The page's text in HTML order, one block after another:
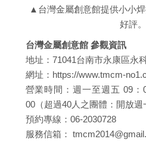
▲ 台灣金屬創意館提供小小
好評。
台灣金屬創意館 參觀資訊
地址：71041台南市永康區永
網址：https://www.tmcm-
營業時間：週一至週五 09：
00（超過40人之團體：開放
預約專線：06-2030728
服務信箱：